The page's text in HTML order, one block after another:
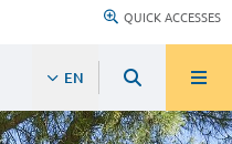
QUICK ACCESSES
EN